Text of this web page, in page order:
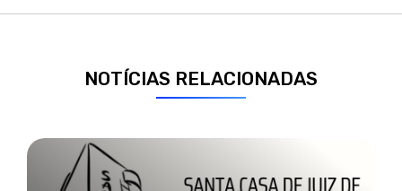
NOTÍCIAS RELACIONADAS